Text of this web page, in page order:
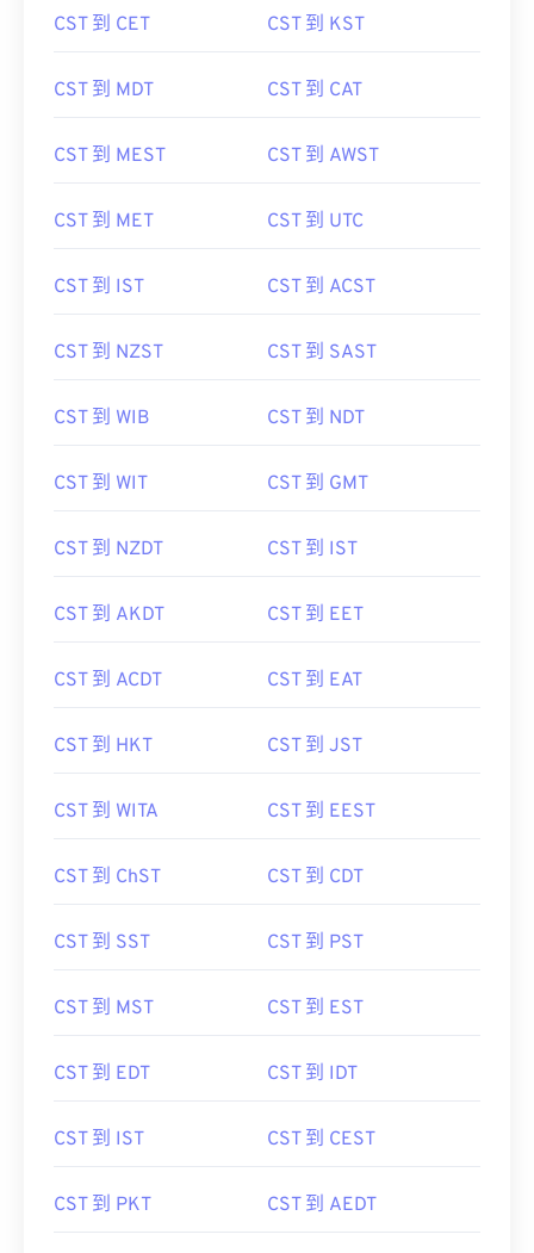
CST 到 CET CST 到 KST
CST 到 MDT CST 到 CAT
CST 到 MEST CST 到 AWST
CST 到 MET CST 到 UTC
CST 到 IST CST 到 ACST
CST 到 NZST CST 到 SAST
CST 到 WIB CST 到 NDT
CST 到 WIT CST 到 GMT
CST 到 NZDT CST 到 IST
CST 到 AKDT CST 到 EET
CST 到 ACDT CST 到 EAT
CST 到 HKT CST 到 JST
CST 到 WITA CST 到 EEST
CST 到 ChST CST 到 CDT
CST 到 SST CST 到 PST
CST 到 MST CST 到 EST
CST 到 EDT CST 到 IDT
CST 到 IST CST 到 CEST
CST 到 PKT CST 到 AEDT